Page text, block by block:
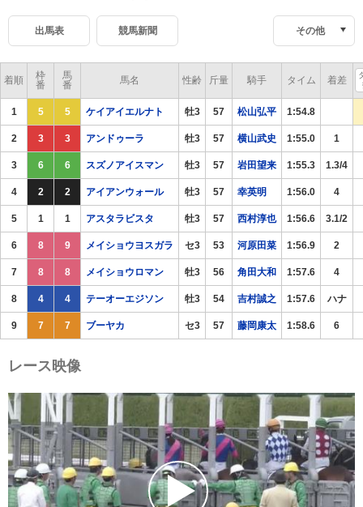
出馬表 競馬新聞 その他
着順
枠
番
馬
番
馬名 性齢 斤量 騎手 タイム 着差
1 5 5 ケイアイエルナト 牡3 57 松山弘平 1:54.8
2 3 3 アンドゥーラ 牡3 57 横山武史 1:55.0 1
3 6 6 スズノアイスマン 牡3 57 岩田望来 1:55.3 1.3/4
4 2 2 アイアンウォール 牡3 57 幸英明 1:56.0 4
5 1 1 アスタラビスタ 牡3 57 西村淳也 1:56.6 3.1/2
6 8 9 メイショウヨスガラ セ3 53 河原田菜 1:56.9 2
7 8 8 メイショウロマン 牡3 56 角田大和 1:57.6 4
8 4 4 テーオーエジソン 牡3 54 吉村誠之 1:57.6 ハナ
9 7 7 ブーヤカ セ3 57 藤岡康太 1:58.6 6
レース映像